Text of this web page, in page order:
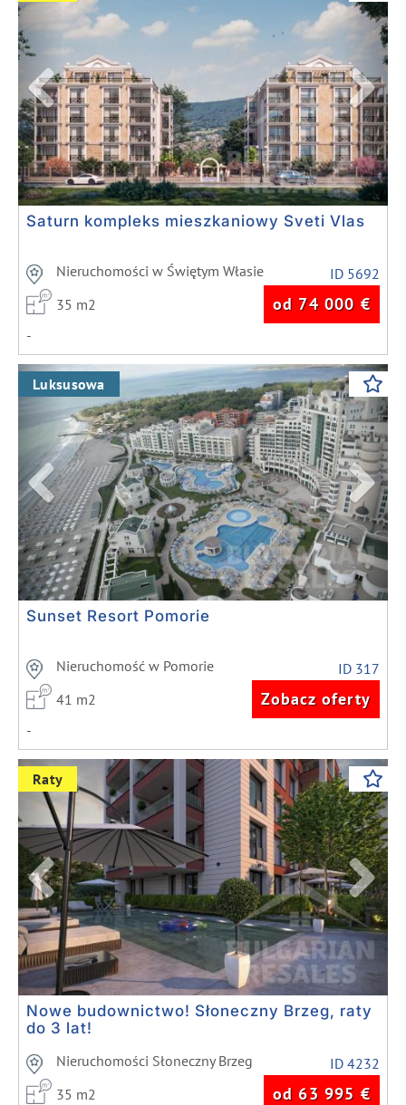
Saturn kompleks mieszkaniowy Sveti Vlas
Nieruchomości w Świętym Własie
ID 5692
35 m2
od 74 000 €
-
Previous Next
Luksusowa
Sunset Resort Pomorie
Nieruchomość w Pomorie
ID 317
41 m2
Zobacz oferty
-
Previous Next
Raty
Nowe budownictwo! Słoneczny Brzeg, raty
do 3 lat!
Nieruchomości Słoneczny Brzeg
ID 4232
35 m2
od 63 995 €